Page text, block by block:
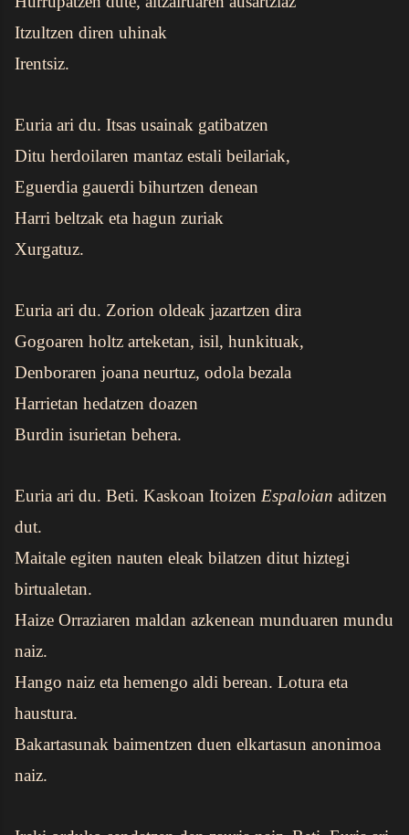
Itzultzen diren uhinak
Irentsiz.
Euria ari du. Itsas usainak gatibatzen
Ditu herdoilaren mantaz estali beilariak,
Eguerdia gauerdi bihurtzen denean
Harri beltzak eta hagun zuriak
Xurgatuz.
Euria ari du. Zorion oldeak jazartzen dira
Gogoaren holtz arteketan, isil, hunkituak,
Denboraren joana neurtuz, odola bezala
Harrietan hedatzen doazen
Burdin isurietan behera.
Euria ari du. Beti. Kaskoan Itoizen Espaloian aditzen
dut.
Maitale egiten nauten eleak bilatzen ditut hiztegi
birtualetan.
Haize Orraziaren maldan azkenean munduaren mundu
naiz.
Hango naiz eta hemengo aldi berean. Lotura eta
haustura.
Bakartasunak baimentzen duen elkartasun anonimoa
naiz.